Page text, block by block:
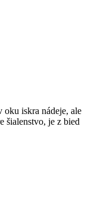
oku iskra nádeje, ale
šialenstvo, je z bied